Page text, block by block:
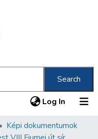
Search
Log In (current)
Képi dokumentumok